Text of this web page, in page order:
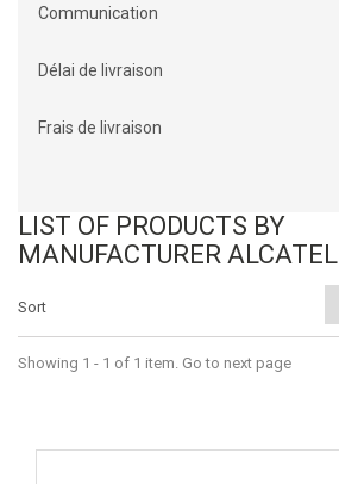
Communication
Délai de livraison
Frais de livraison
LIST OF PRODUCTS BY
MANUFACTURER ALCATEL
Sort
Showing 1 - 1 of 1 item. Go to next page